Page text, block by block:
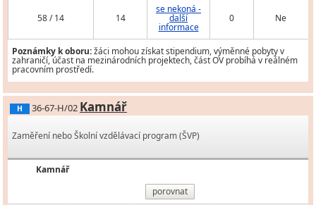
58 / 14 14
se nekoná -
další
informace
0 Ne
Poznámky k oboru:žáci mohou získat stipendium, výměnné pobyty v
zahraničí, účast na mezinárodních projektech, část OV probíhá v reálném
pracovním prostředí.
H 36-67-H/02 Kamnář
Zaměření nebo Školní vzdělávací program (ŠVP)
Kamnář
porovnat